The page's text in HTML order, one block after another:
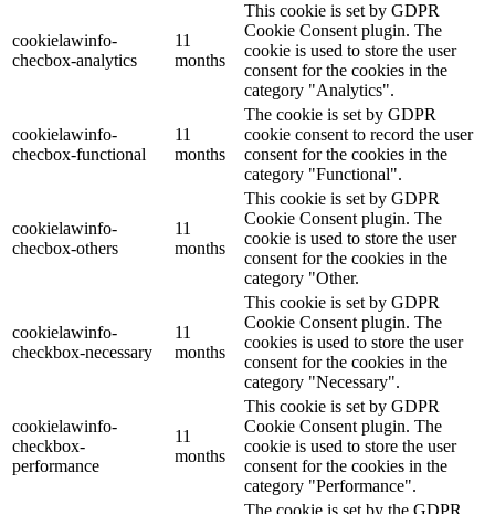
cookielawinfo-
checbox-analytics
11
months
This cookie is set by GDPR
Cookie Consent plugin. The
cookie is used to store the user
consent for the cookies in the
category "Analytics".
cookielawinfo-
checbox-functional
11
months
The cookie is set by GDPR
cookie consent to record the user
consent for the cookies in the
category "Functional".
cookielawinfo-
checbox-others
11
months
This cookie is set by GDPR
Cookie Consent plugin. The
cookie is used to store the user
consent for the cookies in the
category "Other.
cookielawinfo-
checkbox-necessary
11
months
This cookie is set by GDPR
Cookie Consent plugin. The
cookies is used to store the user
consent for the cookies in the
category "Necessary".
cookielawinfo-
checkbox-
performance
11
months
This cookie is set by GDPR
Cookie Consent plugin. The
cookie is used to store the user
consent for the cookies in the
category "Performance".